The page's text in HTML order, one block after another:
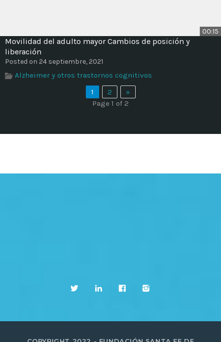
00:15
Movilidad del adulto mayor Cambios de posición y
liberación
Posted on 24 septiembre, 2021
Alzheimer y otros trastornos cognitivos
1
2
»
Page 1 of 2